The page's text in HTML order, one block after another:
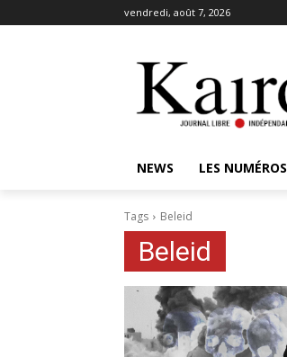
vendredi, août 7, 2026
NEWS LES NUMÉROS
Tags Beleid
Beleid